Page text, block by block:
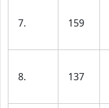
7. 159
8. 137